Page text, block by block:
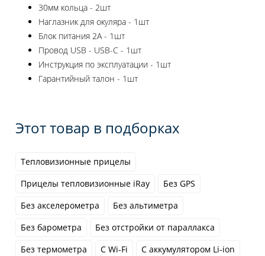
30мм кольца - 2шт
Наглазник для окуляра - 1шт
Блок питания 2A - 1шт
Провод USB - USB-C - 1шт
Инструкция по эксплуатации - 1шт
Гарантийный талон - 1шт
Этот товар в подборках
Тепловизионные прицелы
Прицелы тепловизионные iRay
Без GPS
Без акселерометра
Без альтиметра
Без барометра
Без отстройки от параллакса
Без термометра
С Wi-Fi
С аккумулятором Li-ion